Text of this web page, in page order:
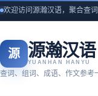
欢迎访问源瀚汉语，聚合查
源 源瀚汉语
YUANHAN HANYU
查词、组词、成语、作文参考